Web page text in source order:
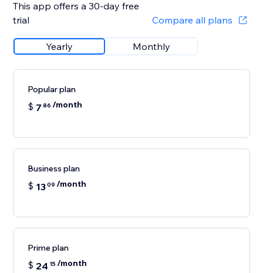
This app offers a 30-day free
trial
Compare all plans
Yearly Monthly
Popular plan
$ 7 86 /month
Business plan
$ 1309 /month
Prime plan
$ 24 15/month